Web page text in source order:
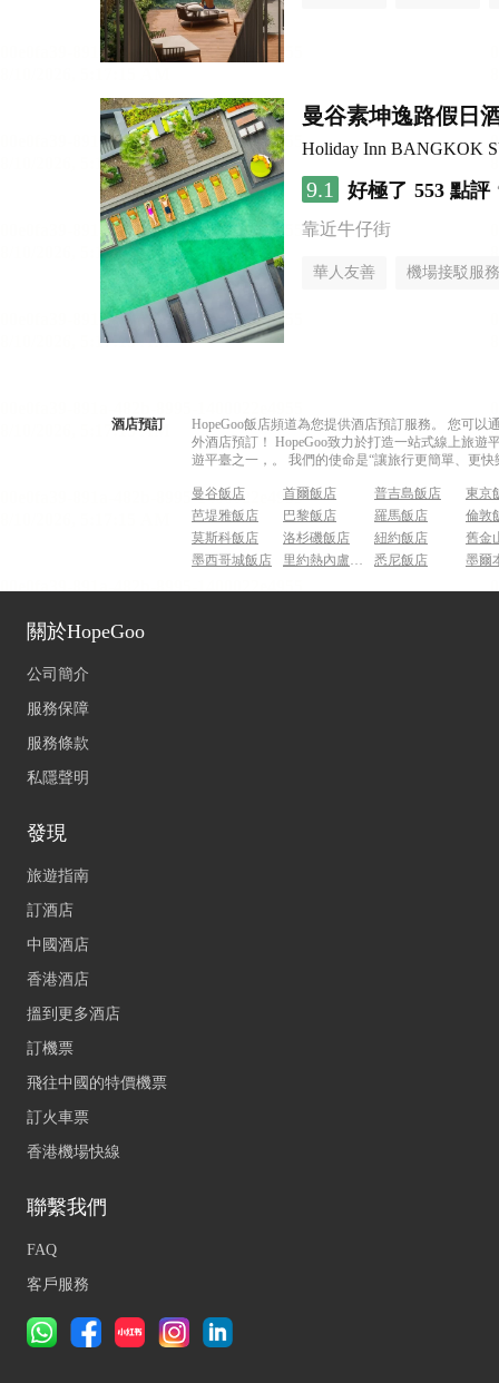
曼谷素坤逸路假日
Holiday Inn BANGKOK
9.1 好極了 553 點評
靠近牛仔街
華人友善 機場接駁服務
酒店預訂
HopeGoo飯店頻道為您提供酒店預訂服務。 您可
外酒店預訂！ HopeGoo致力於打造一站式線上旅
遊平臺之一，。 我們的使命是“讓旅行更簡單、更
曼谷飯店 首爾飯店 普吉島飯店
東京
芭堤雅飯店
巴黎飯店 羅馬飯店
倫敦
莫斯科飯店
洛杉磯飯店 紐約飯店
舊金
墨西哥城飯店
里約熱內盧飯店 悉尼飯店 墨爾
關於HopeGoo
公司簡介
服務保障
服務條款
私隱聲明
發現
旅遊指南
訂酒店
中國酒店
香港酒店
搵到更多酒店
訂機票
飛往中國的特價機票
訂火車票
香港機場快線
聯繫我們
FAQ
客戶服務